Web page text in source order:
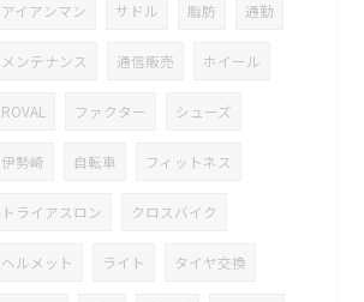
アイアンマン サドル 脂肪 通勤
メンテナンス 通信販売 ホイール
ROVAL ファクター シューズ
伊勢崎 自転車 フィットネス
トライアスロン クロスバイク
ヘルメット ライト タイヤ交換